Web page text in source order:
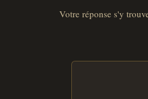
Votre réponse s'y